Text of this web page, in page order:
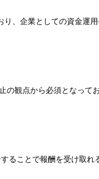
、企業としての資金運
観点から必須となっ
ることで報酬を受け取